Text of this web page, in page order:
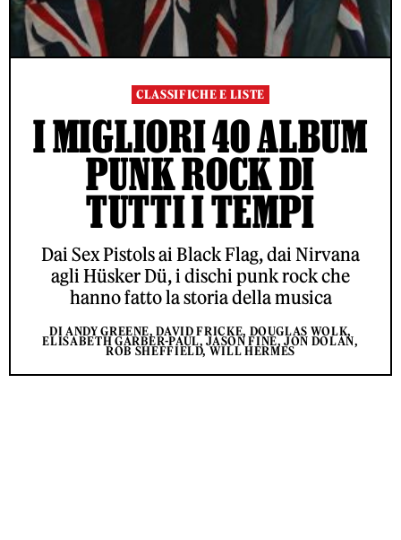
CLASSIFICHE E LISTE
I MIGLIORI 40 ALBUM
PUNK ROCK DI
TUTTI I TEMPI
Dai Sex Pistols ai Black Flag, dai Nirvana
agli Hüsker Dü, i dischi punk rock che
hanno fatto la storia della musica
DI ANDY GREENE, DAVID FRICKE, DOUGLAS WOLK,
ELISABETH GARBER-PAUL, JASON FINE, JON DOLAN,
ROB SHEFFIELD, WILL HERMES